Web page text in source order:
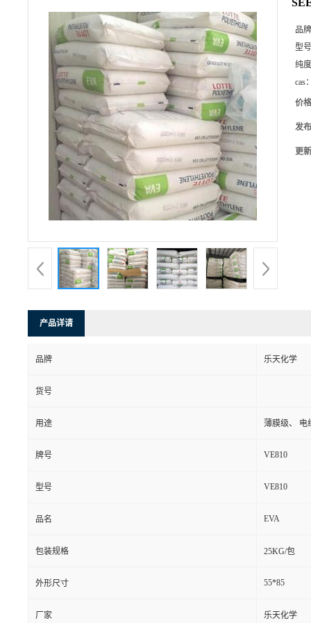
品
型
纯
cas
价
发
更
产品详请
品牌 乐天化学
货号
用途 薄膜级、 电
牌号 VE810
型号 VE810
品名 EVA
包装规格 25KG/包
外形尺寸 55*85
厂家 乐天化学